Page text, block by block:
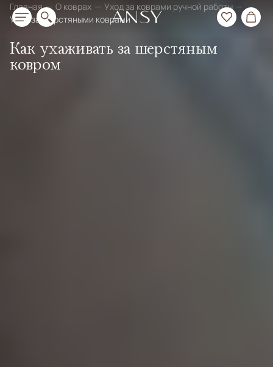
Главная О коврах
Уход за коврами ручной работы
Уход за шерстяными коврами
Как ухаживать за шерстяным
ковром